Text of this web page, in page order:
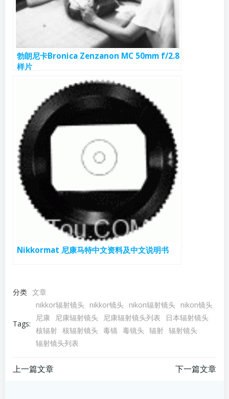
勃朗尼卡Bronica Zenzanon MC 50mm f/2.8
样片
Nikkormat 尼康马特中文资料及中文说明书
分类 文章
Tags:
nikkor辐射镜头 nikkor镜头 nikon辐射镜头 nikon镜头
尼康
尼康辐射镜头 尼康辐射镜头列表
日本辐射镜头
核辐射 核辐射镜头 毒镜 毒镜头 辐射 辐射镜头
辐射镜头列表
文
上一篇文章 下一篇文章